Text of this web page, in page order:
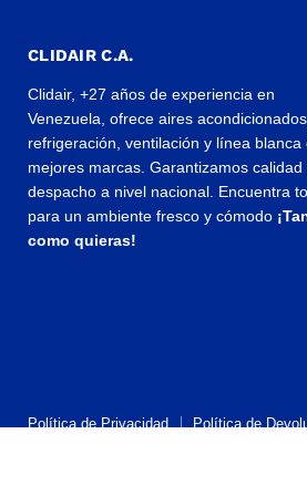
CLIDAIR C.A.
Clidair, +27 años de experiencia en
Venezuela, ofrece aires acondicionados,
refrigeración, ventilación y línea blanca
mejores marcas. Garantizamos calidad
despacho a nivel nacional. Encuentra
para un ambiente fresco y cómodo
como quieras!
Política de Privacidad Política de